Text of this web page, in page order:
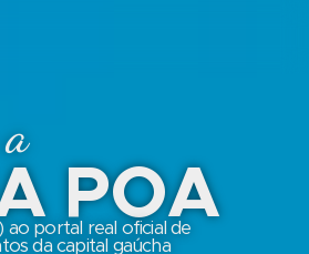
POA
ao portal real oficial de
da capital gaúcha